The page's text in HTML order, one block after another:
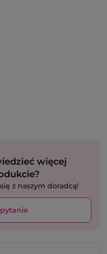
więcej
z naszym doradcą!